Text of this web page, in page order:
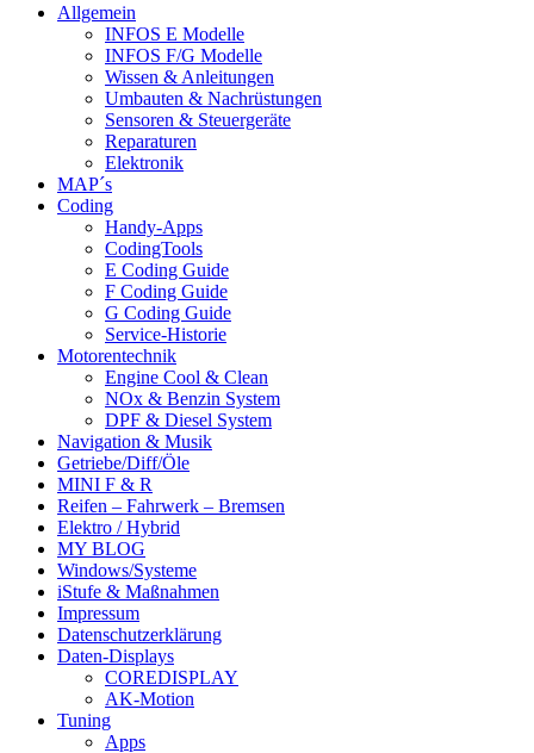
Allgemein
INFOS E Modelle
INFOS F/G Modelle
Wissen & Anleitungen
Umbauten & Nachrüstungen
Sensoren & Steuergeräte
Reparaturen
Elektronik
MAP´s
Coding
Handy-Apps
CodingTools
E Coding Guide
F Coding Guide
G Coding Guide
Service-Historie
Motorentechnik
Engine Cool & Clean
NOx & Benzin System
DPF & Diesel System
Navigation & Musik
Getriebe/Diff/Öle
MINI F & R
Reifen – Fahrwerk – Bremsen
Elektro / Hybrid
MY BLOG
Windows/Systeme
iStufe & Maßnahmen
Impressum
Datenschutzerklärung
Daten-Displays
COREDISPLAY
AK-Motion
Tuning
Apps